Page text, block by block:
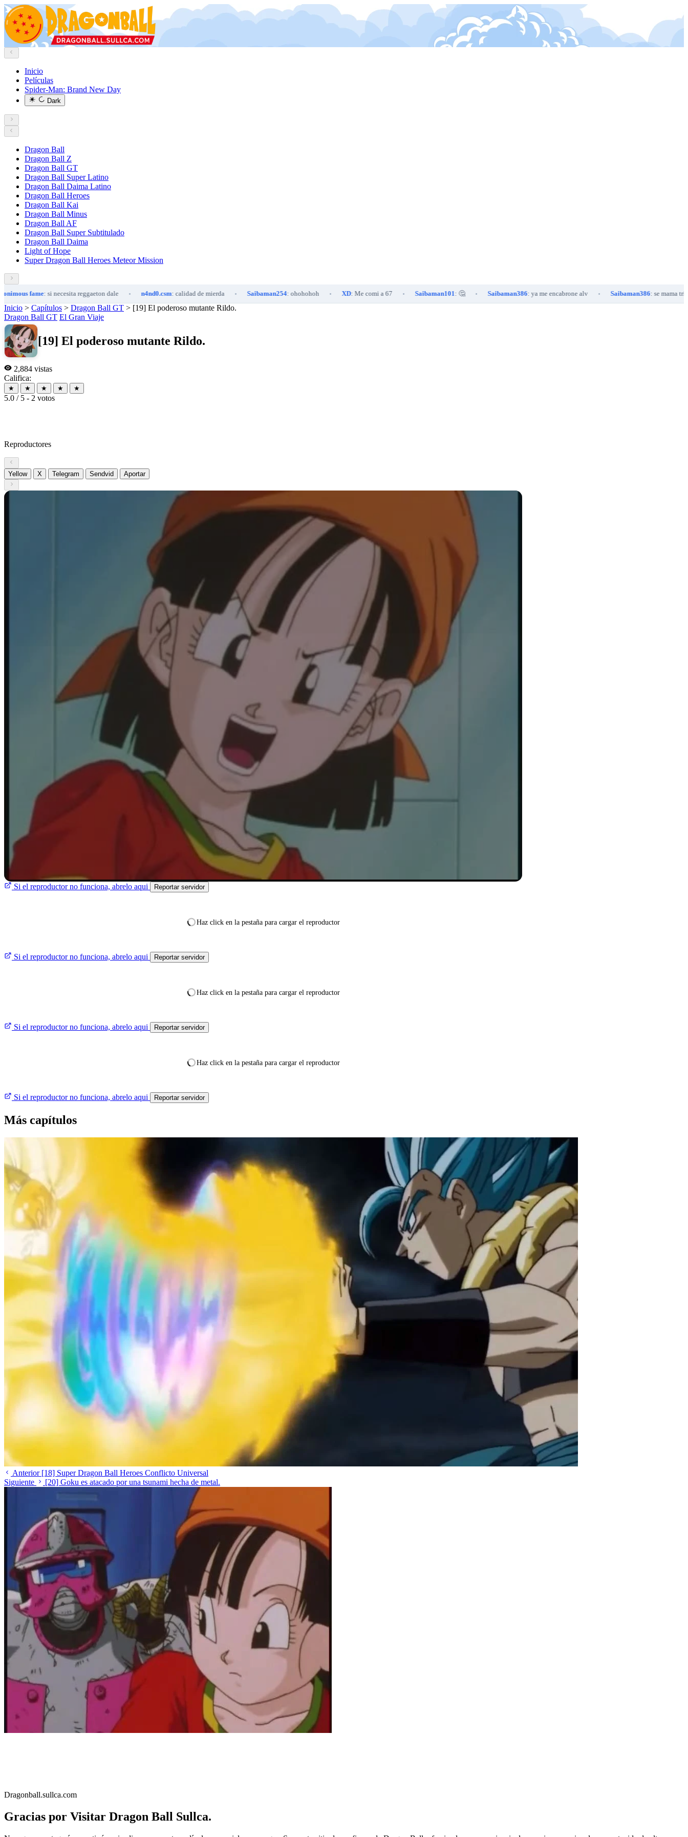
Inicio
Películas
Spider-Man: Brand New Day
Dark
Dragon Ball
Dragon Ball Z
Dragon Ball GT
Dragon Ball Super Latino
Dragon Ball Daima Latino
Dragon Ball Heroes
Dragon Ball Kai
Dragon Ball Minus
Dragon Ball AF
Dragon Ball Super Subtitulado
Dragon Ball Daima
Light of Hope
Super Dragon Ball Heroes Meteor Mission
fame: si necesita reggaeton dale • n4nd0.csm: calidad de mierda • Saibaman254: ohohohoh • XD: Me comi a 67 • Saibaman101: 🤔 • Saibaman386: ya me encabrone alv • Saibaman386: se mama tribilin
Inicio > Capítulos > Dragon Ball GT > [19] El poderoso mutante Rildo.
Dragon Ball GT El Gran Viaje
[19] El poderoso mutante Rildo.
2,884 vistas
Califica:
★ ★ ★ ★ ★
5.0 / 5 - 2 votos
Reproductores
Yellow X Telegram Sendvid Aportar
Si el reproductor no funciona, abrelo aqui Reportar servidor
Haz click en la pestaña para cargar el reproductor
Si el reproductor no funciona, abrelo aqui Reportar servidor
Haz click en la pestaña para cargar el reproductor
Si el reproductor no funciona, abrelo aqui Reportar servidor
Haz click en la pestaña para cargar el reproductor
Si el reproductor no funciona, abrelo aqui Reportar servidor
Más capítulos
Anterior [18] Super Dragon Ball Heroes Conflicto Universal
Siguiente
[20] Goku es atacado por una tsunami hecha de metal.
Dragonball.sullca.com
Gracias por Visitar Dragon Ball Sullca.